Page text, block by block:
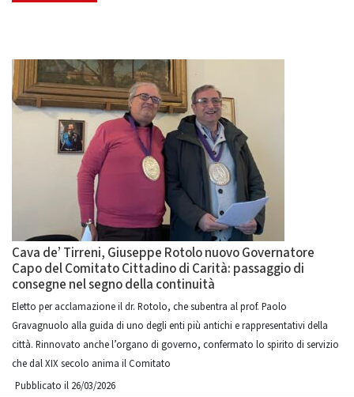
Cava de’ Tirreni, Giuseppe Rotolo nuovo Governatore
Capo del Comitato Cittadino di Carità: passaggio di
consegne nel segno della continuità
Eletto per acclamazione il dr. Rotolo, che subentra al prof. Paolo
Gravagnuolo alla guida di uno degli enti più antichi e rappresentativi della
città. Rinnovato anche l’organo di governo, confermato lo spirito di servizio
che dal XIX secolo anima il Comitato
Pubblicato il 26/03/2026